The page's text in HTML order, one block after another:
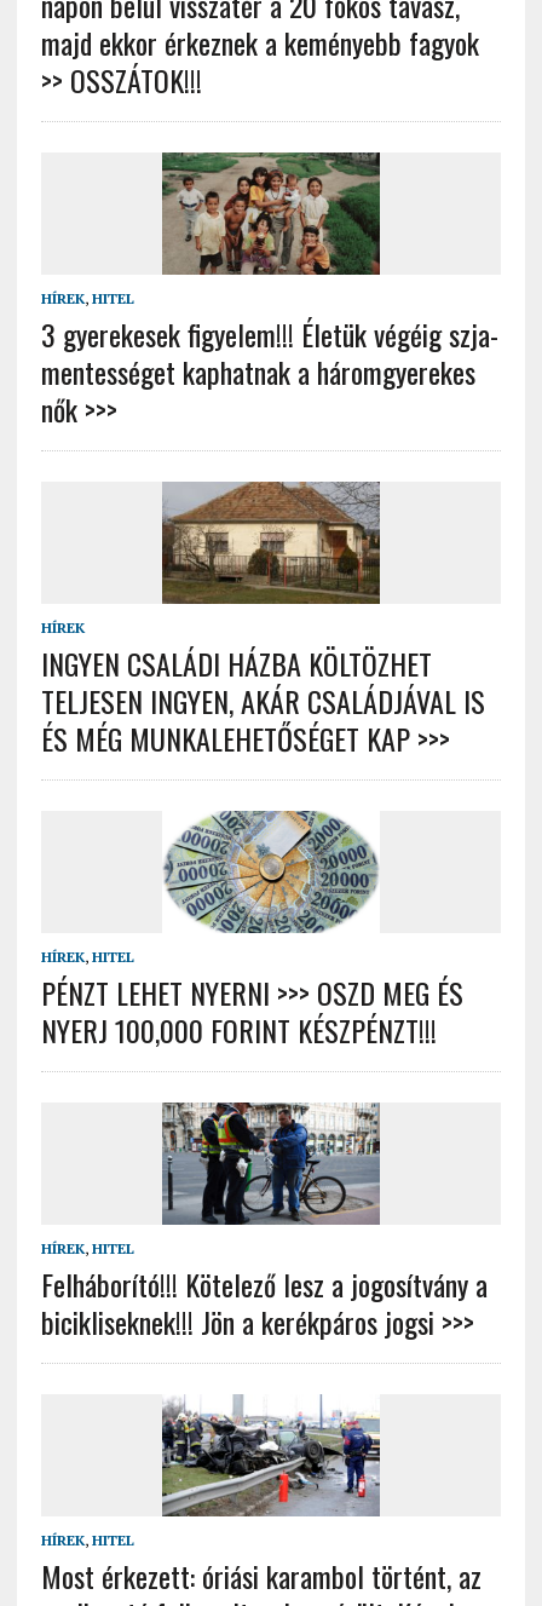
majd ekkor érkeznek a keményebb fagyok
>> OSSZÁTOK!!!
HÍREK, HITEL
3 gyerekesek figyelem!!! Életük végéig szja-
mentességet kaphatnak a háromgyerekes
nők >>>
HÍREK
INGYEN CSALÁDI HÁZBA KÖLTÖZHET
TELJESEN INGYEN, AKÁR CSALÁDJÁVAL IS
ÉS MÉG MUNKALEHETŐSÉGET KAP >>>
HÍREK, HITEL
PÉNZT LEHET NYERNI >>> OSZD MEG ÉS
NYERJ 100,000 FORINT KÉSZPÉNZT!!!
HÍREK, HITEL
Felháborító!!! Kötelező lesz a jogosítvány a
bicikliseknek!!! Jön a kerékpáros jogsi >>>
HÍREK, HITEL
Most ér­ke­zett: óri­ási ka­ram­bol tör­tént, az